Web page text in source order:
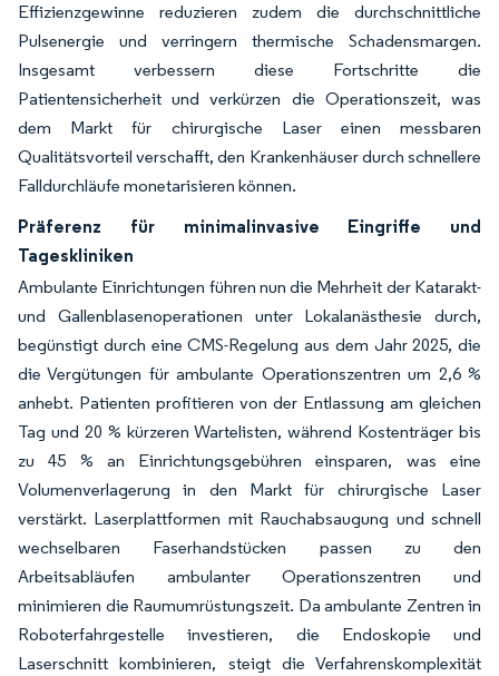
Effizienzgewinne reduzieren zudem die durchschnittliche
Pulsenergie und verringern thermische Schadensmargen.
Insgesamt verbessern diese Fortschritte die
Patientensicherheit und verkürzen die Operationszeit, was
dem Markt für chirurgische Laser einen messbaren
Qualitätsvorteil verschafft, den Krankenhäuser durch schnellere
Falldurchläufe monetarisieren können.
Präferenz für minimalinvasive Eingriffe und
Tageskliniken
Ambulante Einrichtungen führen nun die Mehrheit der Katarakt-
und Gallenblasenoperationen unter Lokalanästhesie durch,
begünstigt durch eine CMS-Regelung aus dem Jahr 2025, die
die Vergütungen für ambulante Operationszentren um 2,6 %
anhebt. Patienten profitieren von der Entlassung am gleichen
Tag und 20 % kürzeren Wartelisten, während Kostenträger bis
zu 45 % an Einrichtungsgebühren einsparen, was eine
Volumenverlagerung in den Markt für chirurgische Laser
verstärkt. Laserplattformen mit Rauchabsaugung und schnell
wechselbaren Faserhandstücken passen zu den
Arbeitsabläufen ambulanter Operationszentren und
minimieren die Raumumrüstungszeit. Da ambulante Zentren in
Roboterfahrgestelle investieren, die Endoskopie und
Laserschnitt kombinieren, steigt die Verfahrenskomplexität